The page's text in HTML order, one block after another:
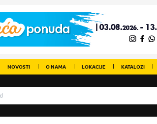
NOVOSTI O NAMA LOKACIJE KATALOZI